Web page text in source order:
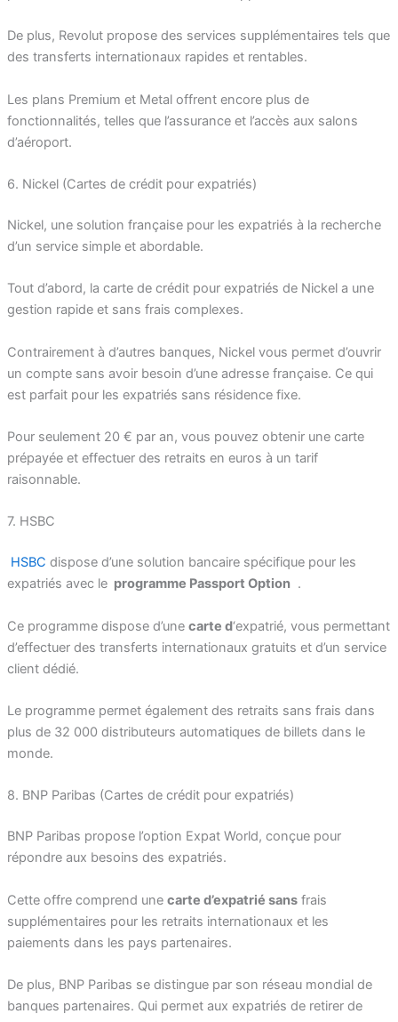
De plus, Revolut propose des services supplémentaires tels que
des transferts internationaux rapides et rentables.
Les plans Premium et Metal offrent encore plus de
fonctionnalités, telles que l’assurance et l’accès aux salons
d’aéroport.
6. Nickel (Cartes de crédit pour expatriés)
Nickel, une solution française pour les expatriés à la recherche
d’un service simple et abordable.
Tout d’abord, la carte de crédit pour expatriés de Nickel a une
gestion rapide et sans frais complexes.
Contrairement à d’autres banques, Nickel vous permet d’ouvrir
un compte sans avoir besoin d’une adresse française. Ce qui
est parfait pour les expatriés sans résidence fixe.
Pour seulement 20 € par an, vous pouvez obtenir une carte
prépayée et effectuer des retraits en euros à un tarif
raisonnable.
7. HSBC
HSBC dispose d’une solution bancaire spécifique pour les
expatriés avec le programme Passport Option.
Ce programme dispose d’une carte d‘expatrié, vous permettant
d’effectuer des transferts internationaux gratuits et d’un service
client dédié.
Le programme permet également des retraits sans frais dans
plus de 32 000 distributeurs automatiques de billets dans le
monde.
8. BNP Paribas (Cartes de crédit pour expatriés)
BNP Paribas propose l’option Expat World, conçue pour
répondre aux besoins des expatriés.
Cette offre comprend une carte d’expatrié sansfrais
supplémentaires pour les retraits internationaux et les
paiements dans les pays partenaires.
De plus, BNP Paribas se distingue par son réseau mondial de
banques partenaires. Qui permet aux expatriés de retirer de